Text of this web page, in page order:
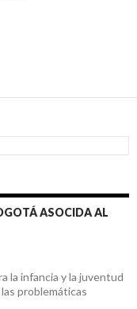
ASOCIDA AL
la infancia y la juventud
problemáticas